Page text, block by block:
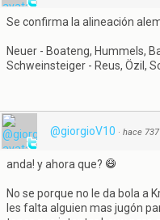
Se confirma la alineación
Neuer - Boateng, Hummels,
Schweinsteiger - Reus, Özil,
@giorgioV10 · hace
anda! y ahora que?
No se porque no le da bola a
les falta alguien mas jugón